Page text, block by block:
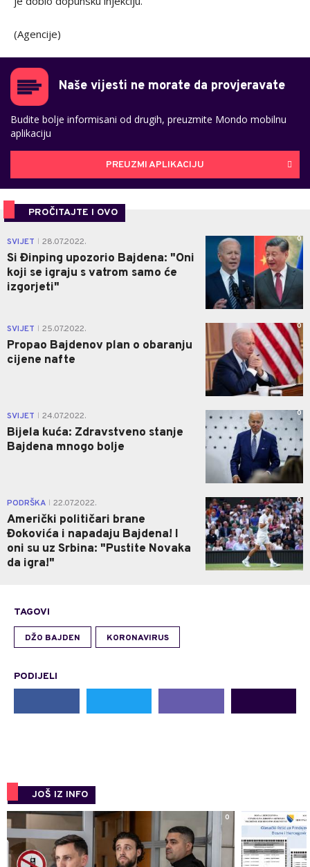
(Agencije)
Naše vijesti ne morate da provjeravate
Budite bolje informisani od drugih, preuzmite Mondo mobilnu
aplikaciju
PREUZMI APLIKACIJU
PROČITAJTE I OVO
SVIJET 28.07.2022.
Si Đinping upozorio Bajdena: "Oni
koji se igraju s vatrom samo će
izgorjeti"
0
SVIJET 25.07.2022.
Propao Bajdenov plan o obaranju
cijene nafte
0
SVIJET 24.07.2022.
Bijela kuća: Zdravstveno stanje
Bajdena mnogo bolje
0
PODRŠKA 22.07.2022.
Američki političari brane
Đokovića i napadaju Bajdena! I
oni su uz Srbina: "Pustite Novaka
da igra!"
0
TAGOVI
DŽO BAJDEN KORONAVIRUS
PODIJELI
JOŠ IZ INFO
0